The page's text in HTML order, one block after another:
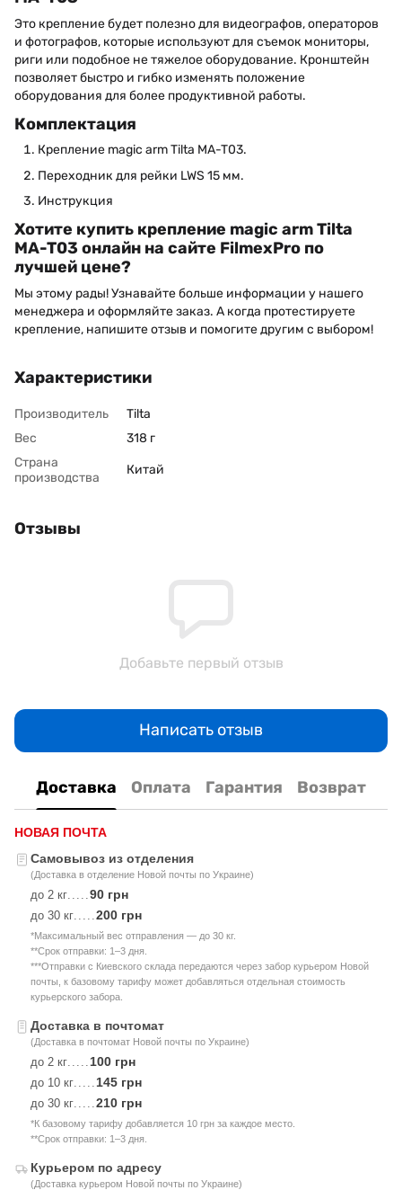
Это крепление будет полезно для видеографов, операторов
и фотографов, которые используют для съемок мониторы,
риги или подобное не тяжелое оборудование. Кронштейн
позволяет быстро и гибко изменять положение
оборудования для более продуктивной работы.
Комплектация
Крепление magic arm Tilta MA-T03.
Переходник для рейки LWS 15 мм.
Инструкция
Хотите купить крепление magic arm Tilta
MA-T03 онлайн на сайте FilmexPro по
лучшей цене?
Мы этому рады! Узнавайте больше информации у нашего
менеджера и оформляйте заказ. А когда протестируете
крепление, напишите отзыв и помогите другим с выбором!
Характеристики
Производитель
Tilta
Вес
318 г
Страна
производства
Китай
Отзывы
Добавьте первый отзыв
Написать отзыв
Доставка Оплата Гарантия Возврат
НОВАЯ ПОЧТА
Самовывоз из отделения
(Доставка в отделение Новой почты по Украине)
до 2 кг 90 грн
до 30 кг 200 грн
*Максимальный вес отправления — до 30 кг.
**Срок отправки: 1–3 дня.
***Отправки с Киевского склада передаются через забор курьером Новой
почты, к базовому тарифу может добавляться отдельная стоимость
курьерского забора.
Доставка в почтомат
(Доставка в почтомат Новой почты по Украине)
до 2 кг 100 грн
до 10 кг 145 грн
до 30 кг 210 грн
*К базовому тарифу добавляется 10 грн за каждое место.
**Срок отправки: 1–3 дня.
Курьером по адресу
(Доставка курьером Новой почты по Украине)